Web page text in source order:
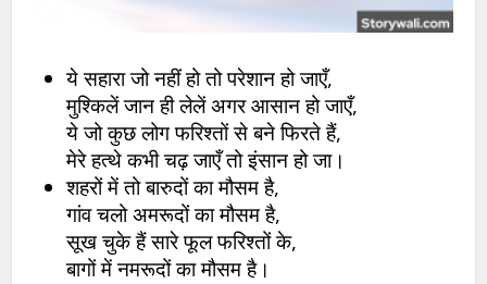
ये सहारा जो नहीं हो तो परेशान हो जाएँ,
मुश्किलें जान ही लेलें अगर आसान हो जाएँ,
ये जो कुछ लोग फरिश्तों से बने फिरते हैं,
मेरे हत्थे कभी चढ़ जाएँ तो इंसान हो जा।
शहरों में तो बारुदों का मौसम है,
गांव चलो अमरूदों का मौसम है,
सूख चुके हैं सारे फूल फरिश्तों के,
बागों में नमरूदों का मौसम है।